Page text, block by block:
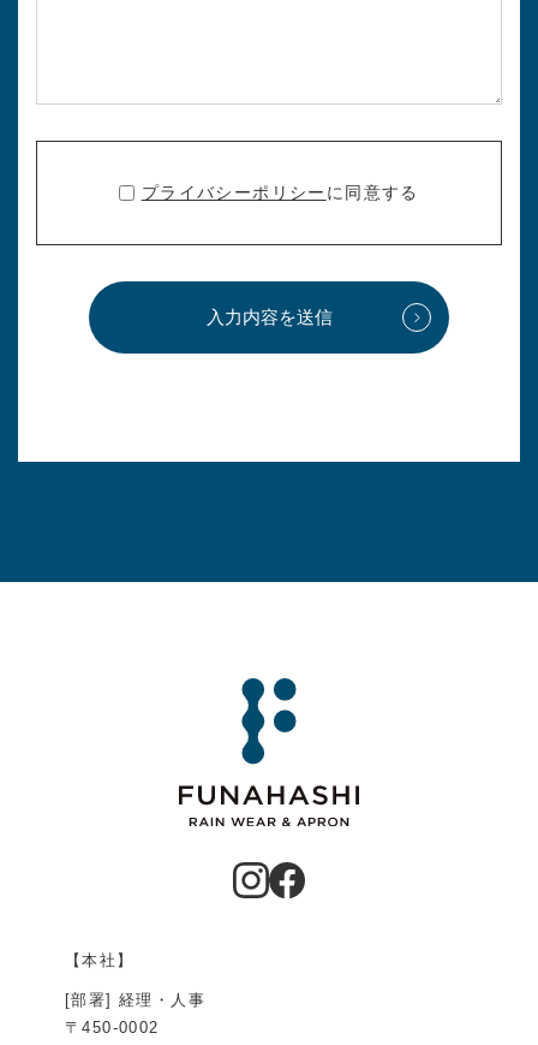
プライバシーポリシー に同意する
入力内容を送信
【本社】
[部署] 経理・人事
〒450-0002